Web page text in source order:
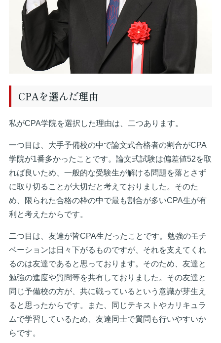
CPAを選んだ理由
私がCPA学院を選択した理由は、二つあります。
一つ目は、大手予備校の中で論文式合格者の割合がCPA
学院が1番多かったことです。論文式試験は偏差値52を取
れば良いため、一般的な受験生が解ける問題を落とさず
に取り切ることが大切だと考えておりました。そのた
め、限られた合格の枠の中で最も割合が多いCPA生が有
利と考えたからです。
二つ目は、友達が皆CPA生だったことです。勉強のモチ
ベーションは日々下がるものですが、それを支えてくれ
るのは友達であると思っております。そのため、友達と
勉強の進度や質問等を共有しておりました。その友達と
同じ予備校の方が、共に戦っているという意識が芽生え
ると思ったからです。また、同じテキストやカリキュラ
ムで学習しているため、友達同士で質問も行いやすいか
らです。